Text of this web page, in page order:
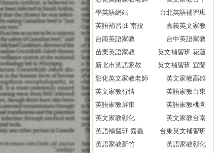
學英語網站
台北英語補習班
英語補習班 南投
嘉義英文家教
台南英語家教
台中英語家教
苗栗英語家教
英文補習班 花蓮
新北市英語家教
英文補習班 宜蘭
彰化英文家教老師
英文家教高雄
英文家教行情
英語家教台東
英語家教屏東
英語家教桃園
英文家教彰化
英文家教台南
英語補習班 嘉義
台東英文補習班
英語家教新竹
英語家教彰化